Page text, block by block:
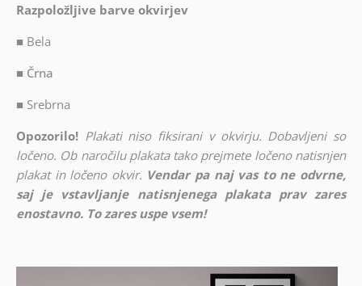
Razpoložljive barve okvirjev
■ Bela
■ Črna
■ Srebrna
Opozorilo! Plakati niso fiksirani v okvirju. Dobavljeni so
ločeno. Ob naročilu plakata tako prejmete ločeno natisnjen
plakat in ločeno okvir. Vendar pa naj vas to ne odvrne,
saj je vstavljanje natisnjenega plakata prav zares
enostavno. To zares uspe vsem!